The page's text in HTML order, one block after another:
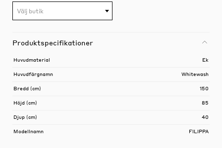
Välj butik
Produktspecifikationer
Huvudmaterial Ek
Huvudfärgnamn Whitewash
Bredd (cm) 150
Höjd (cm) 85
Djup (cm) 40
Modellnamn FILIPPA